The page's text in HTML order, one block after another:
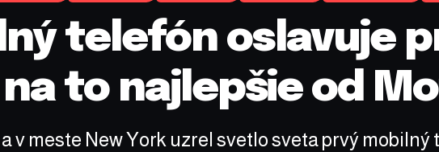
telefón oslavuje
to najlepšie od
a v meste New York uzrel svetlo sveta prvý